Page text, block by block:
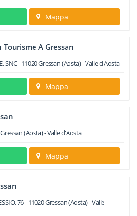
Mappa
Tourisme A Gressan
SNC-11020Gressan(Aosta) -Valle d'Aosta
Mappa
Gressan(Aosta) -Valle d'Aosta
Mappa
76- 11020Gressan(Aosta) -Valle